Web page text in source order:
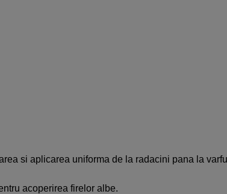
si aplicarea uniforma de la radacini pana la
acoperirea firelor albe.